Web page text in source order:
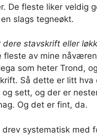
De fleste liker veldig
slags tegneøkt.
dere stavskrift eller
fleste av mine
som heter Trond,
Så dette er litt
og sett, og der er
Og det er fint, da.
drev systematisk med